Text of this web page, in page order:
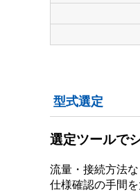
型式選定
選定ツールで
流量・接続方法
仕様確認の手間を